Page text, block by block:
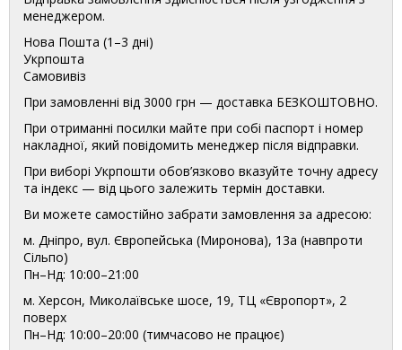
менеджером.
Нова Пошта (1–3 дні)
Укрпошта
Самовивіз
При замовленні від 3000 грн — доставка БЕЗКОШТОВНО.
При отриманні посилки майте при собі паспорт і номер
накладної, який повідомить менеджер після відправки.
При виборі Укрпошти обов’язково вказуйте точну адресу
та індекс — від цього залежить термін доставки.
Ви можете самостійно забрати замовлення за адресою:
м. Дніпро, вул. Європейська (Миронова), 13а (навпроти
Сільпо)
Пн–Нд: 10:00–21:00
м. Херсон, Миколаївське шосе, 19, ТЦ «Європорт», 2
поверх
Пн–Нд: 10:00–20:00 (тимчасово не працює)